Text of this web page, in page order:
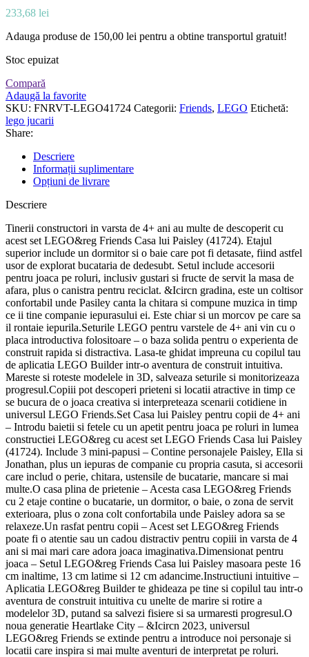
233,68 lei
Adauga produse de 150,00 lei pentru a obtine transportul gratuit!
Stoc epuizat
Compară
Adaugă la favorite
SKU: FNRVT-LEGO41724 Categorii: Friends, LEGO Etichetă:
lego jucarii
Share:
Descriere
Informații suplimentare
Opțiuni de livrare
Descriere
Tinerii constructori in varsta de 4+ ani au multe de descoperit cu
acest set LEGO&reg Friends Casa lui Paisley (41724). Etajul
superior include un dormitor si o baie care pot fi detasate, fiind astfel
usor de explorat bucataria de dedesubt. Setul include accesorii
pentru joaca pe roluri, inclusiv gustari si fructe de servit la masa de
afara, plus o canistra pentru reciclat. &Icircn gradina, este un coltisor
confortabil unde Pasiley canta la chitara si compune muzica in timp
ce ii tine companie iepurasului ei. Este chiar si un morcov pe care sa
il rontaie iepurila.Seturile LEGO pentru varstele de 4+ ani vin cu o
placa introductiva folositoare – o baza solida pentru o experienta de
construit rapida si distractiva. Lasa-te ghidat impreuna cu copilul tau
de aplicatia LEGO Builder intr-o aventura de construit intuitiva.
Mareste si roteste modelele in 3D, salveaza seturile si monitorizeaza
progresul.Copiii pot descoperi prieteni si locatii atractive in timp ce
se bucura de o joaca creativa si interpreteaza scenarii cotidiene in
universul LEGO Friends.Set Casa lui Paisley pentru copii de 4+ ani
– Introdu baietii si fetele cu un apetit pentru joaca pe roluri in lumea
constructiei LEGO&reg cu acest set LEGO Friends Casa lui Paisley
(41724). Include 3 mini-papusi – Contine personajele Paisley, Ella si
Jonathan, plus un iepuras de companie cu propria casuta, si accesorii
care includ o perie, chitara, ustensile de bucatarie, mancare si mai
multe.O casa plina de prietenie – Acesta casa LEGO&reg Friends
cu 2 etaje contine o bucatarie, un dormitor, o baie, o zona de servit
exterioara, plus o zona colt confortabila unde Paisley adora sa se
relaxeze.Un rasfat pentru copii – Acest set LEGO&reg Friends
poate fi o atentie sau un cadou distractiv pentru copiii in varsta de 4
ani si mai mari care adora joaca imaginativa.Dimensionat pentru
joaca – Setul LEGO&reg Friends Casa lui Paisley masoara peste 16
cm inaltime, 13 cm latime si 12 cm adancime.Instructiuni intuitive –
Aplicatia LEGO&reg Builder te ghideaza pe tine si copilul tau intr-o
aventura de construit intuitiva cu unelte de marire si rotire a
modelelor 3D, putand sa salvezi fisiere si sa urmaresti progresul.O
noua generatie Heartlake City – &Icircn 2023, universul
LEGO&reg Friends se extinde pentru a introduce noi personaje si
locatii care inspira si mai multe aventuri de interpretat pe roluri.